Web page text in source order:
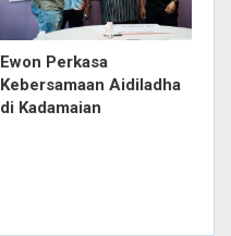
Ewon Perkasa
Kebersamaan Aidiladha
di Kadamaian